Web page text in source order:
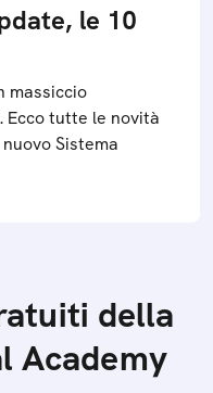
le 10
massiccio
Ecco tutte le novità
Sistema
della
Academy